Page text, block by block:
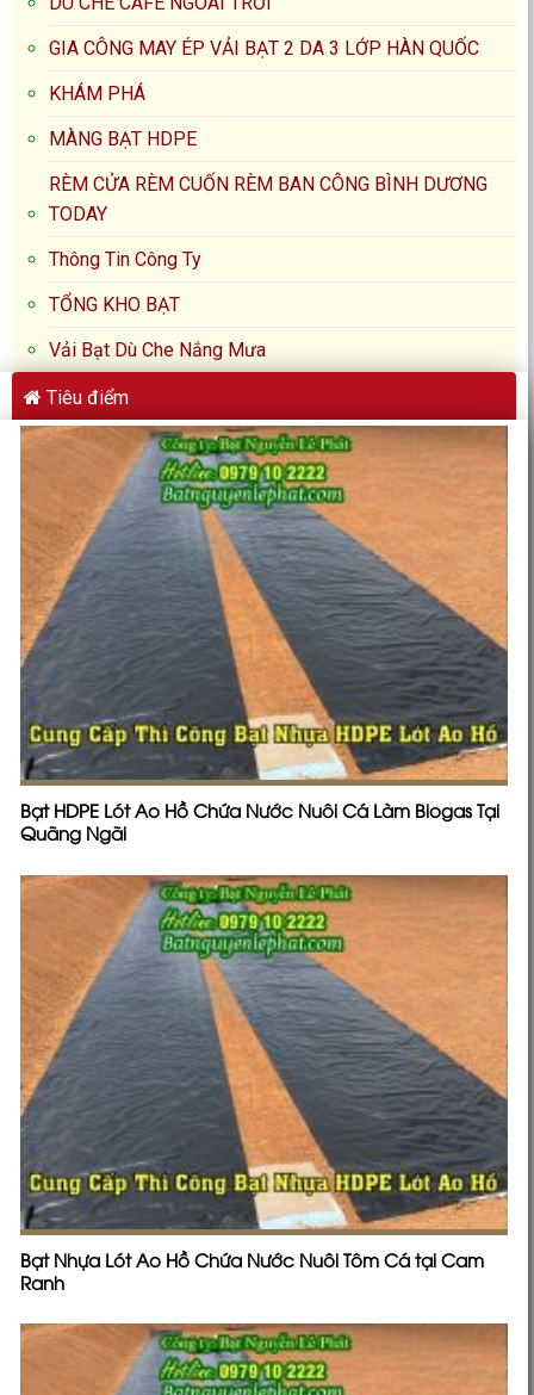
GIA CÔNG MAY ÉP VẢI BẠT 2 DA 3 LỚP HÀN QUỐC
KHÁM PHÁ
MÀNG BẠT HDPE
RÈM CỬA RÈM CUỐN RÈM BAN CÔNG BÌNH DƯƠNG
TODAY
Thông Tin Công Ty
TỔNG KHO BẠT
Vải Bạt Dù Che Nắng Mưa
Tiêu điểm
Bạt HDPE Lót Ao Hồ Chứa Nước Nuôi Cá Làm Biogas Tại
Quãng Ngãi
Bạt Nhựa Lót Ao Hồ Chứa Nước Nuôi Tôm Cá tại Cam
Ranh